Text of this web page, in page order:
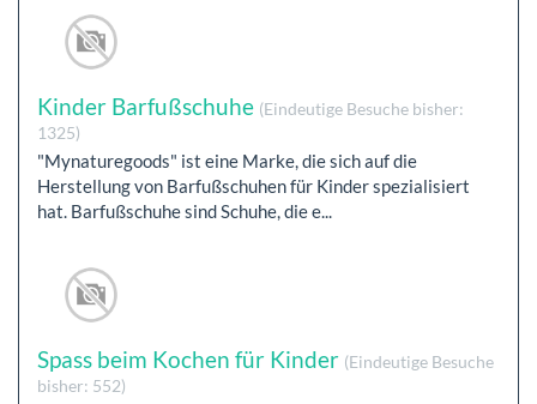
Kinder Barfußschuhe (Eindeutige Besuche bisher:
1325)
"Mynaturegoods" ist eine Marke, die sich auf die
Herstellung von Barfußschuhen für Kinder spezialisiert
hat. Barfußschuhe sind Schuhe, die e...
Spass beim Kochen für Kinder (Eindeutige Besuche
bisher: 552)